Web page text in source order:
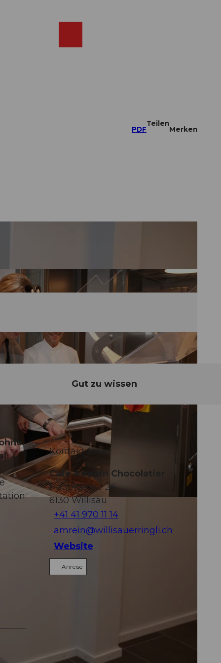
PDF
Teilen
Merken
Gut zu wissen
Kontaktdaten
Café Amrein Chocolatier
Hauptgasse 24
6130Willisau
+41 41 970 11 14
amrein@willisauerringli.ch
Website
Anreise